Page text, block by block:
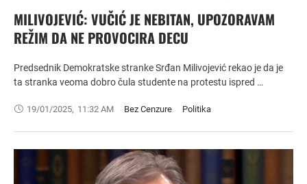
MILIVOJEVIĆ: VUČIĆ JE NEBITAN, UPOZORAVAM
REŽIM DA NE PROVOCIRA DECU
Predsednik Demokratske stranke Srđan Milivojević rekao je da je
ta stranka veoma dobro čula studente na protestu ispred …
19/01/2025, 11:32 AM Bez Cenzure Politika